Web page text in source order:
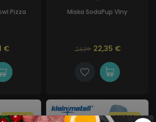
Pizza
€
Miska SodaPup Vlny
24,29 22,35 €
AKCIA AKCIA